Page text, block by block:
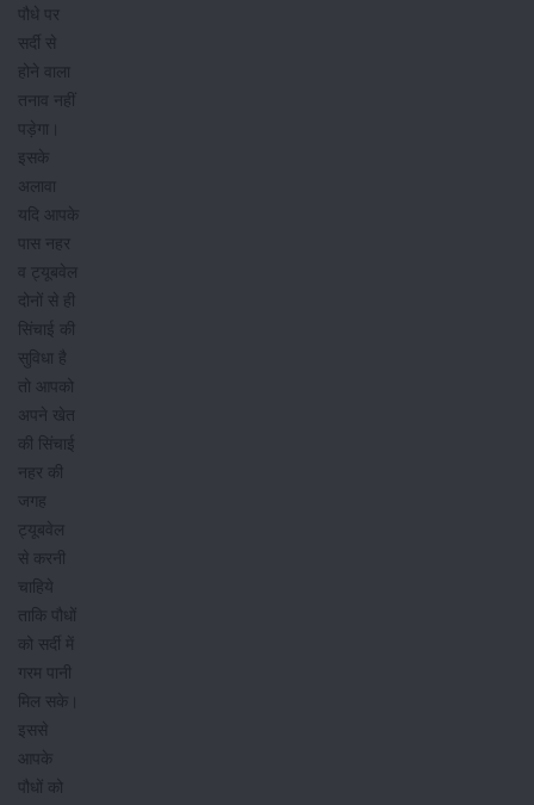
पौधे पर
सर्दी से
होने वाला
तनाव नहीं
पड़ेगा।
इसके
अलावा
यदि आपके
पास नहर
व ट्यूबवेल
दोनों से ही
सिंचाई की
सुविधा है
तो आपको
अपने खेत
की सिंचाई
नहर की
जगह
ट्यूबवेल
से करनी
चाहिये
ताकि पौधों
को सर्दी में
गरम पानी
मिल सके।
इससे
आपके
पौधों को